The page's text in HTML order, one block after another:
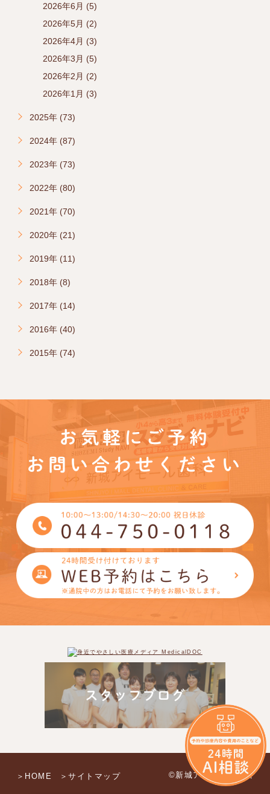
2026年6月 (5)
2026年5月 (2)
2026年4月 (3)
2026年3月 (5)
2026年2月 (2)
2026年1月 (3)
2025年 (73)
2024年 (87)
2023年 (73)
2022年 (80)
2021年 (70)
2020年 (21)
2019年 (11)
2018年 (8)
2017年 (14)
2016年 (40)
2015年 (74)
お気軽にご予約
お問い合わせください
＞HOME ＞サイトマップ ©新城アイモール歯科